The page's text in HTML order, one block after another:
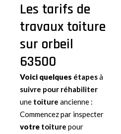
Les tarifs de
travaux toiture
sur orbeil
63500
Voici quelques étapesà
suivre pour réhabiliter
une toiture ancienne :
Commencez par inspecter
votre toiture pour